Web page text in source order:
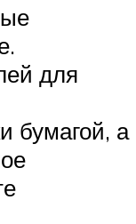
для
бумагой, а